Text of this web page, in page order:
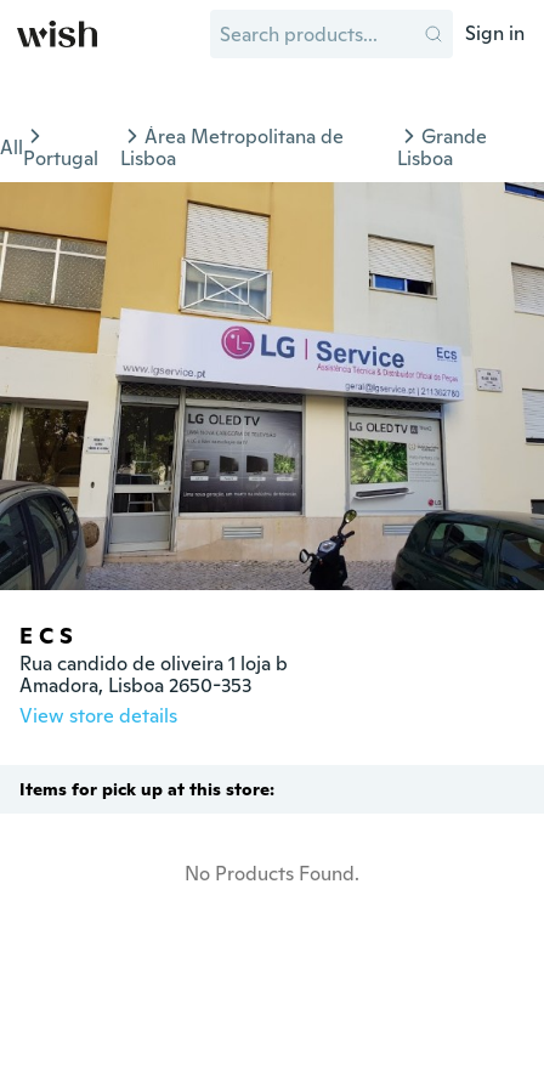
Sign in
AllPortugal
Área Metropolitana de
Lisboa
Grande
Lisboa
E C S
Rua candido de oliveira 1 loja b
Amadora, Lisboa 2650-353
View store details
Items for pick up at this store:
No Products Found.